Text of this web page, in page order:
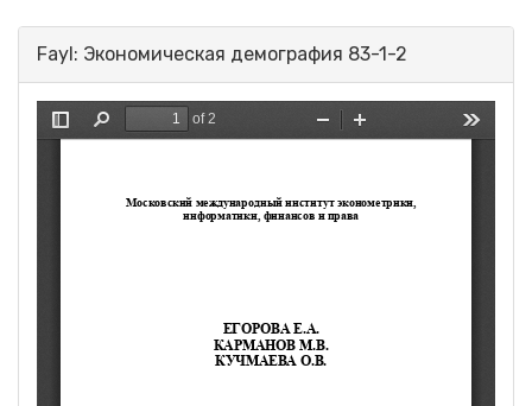
Fayl: Экономическая демография 83-1-2